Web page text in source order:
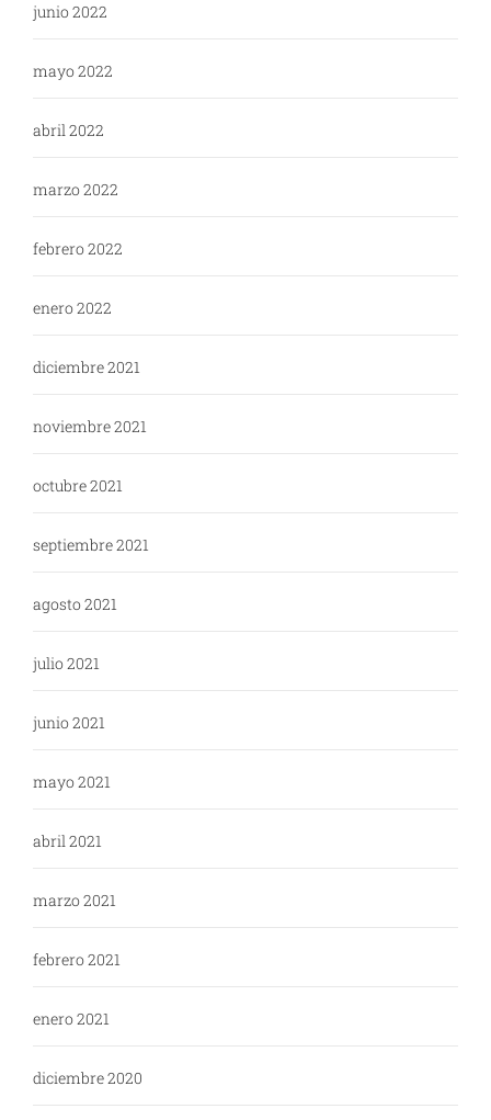
junio 2022
mayo 2022
abril 2022
marzo 2022
febrero 2022
enero 2022
diciembre 2021
noviembre 2021
octubre 2021
septiembre 2021
agosto 2021
julio 2021
junio 2021
mayo 2021
abril 2021
marzo 2021
febrero 2021
enero 2021
diciembre 2020